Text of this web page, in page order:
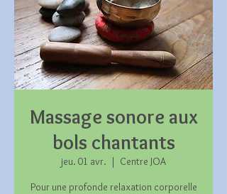
Massage sonore aux
bols chantants
jeu. 01 avr.
  |
Centre JOA
Pour une profonde relaxation corporelle